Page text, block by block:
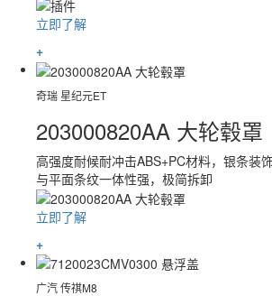
立即了解
+
奇瑞 星纪元ET
203000820AA 大轮毂罩
高强度耐候耐冲击ABS+PC材料，银条装
与平面条纹一体性强，极简拆卸
立即了解
+
广汽 传祺M8